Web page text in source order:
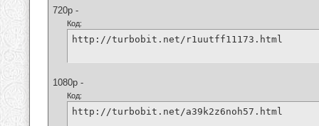
720p -
Код:
http://turbobit.net/r1uutff11173.html
1080p -
Код:
http://turbobit.net/a39k2z6noh57.html